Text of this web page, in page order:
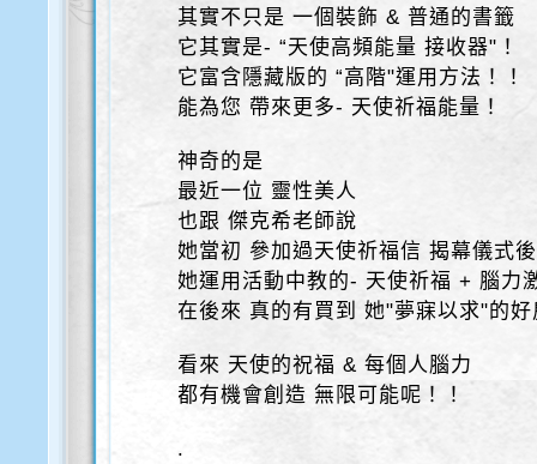
其實不只是 一個裝飾 & 普通的書籤
它其實是- “天使高頻能量 接收器"！
它富含隱藏版的 “高階"運用方法！！
能為您 帶來更多- 天使祈福能量！
神奇的是
最近一位 靈性美人
也跟 傑克希老師說
她當初 參加過天使祈福信 揭幕儀式後
她運用活動中教的- 天使祈福 + 腦力
在後來 真的有買到 她"夢寐以求"的
看來 天使的祝福 & 每個人腦力
都有機會創造 無限可能呢！！
.